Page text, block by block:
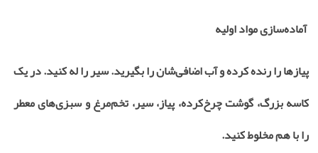
آماده‌سازی مواد اولیه
پیازها را رنده کرده و آب اضافی‌شان را بگیرید. سیر را له کنید. در یک
کاسه بزرگ، گوشت چرخ‌کرده، پیاز، سیر، تخم‌مرغ و سبزی‌های معطر
را با هم مخلوط کنید.